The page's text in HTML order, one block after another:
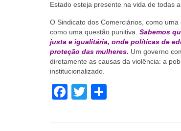
Estado esteja presente na vida de todas
O Sindicato dos Comerciários, como
como uma questão punitiva. Sabemos
justa e igualitária, onde políticas de
proteção das mulheres. Um governo
diretamente as causas da violência: a
institucionalizado.
Facebook
Twitter